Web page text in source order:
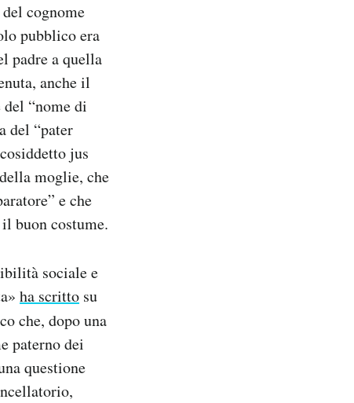
cognome
pubblico era
padre a quella
anche il
del “nome di
del “pater
jus
moglie, che
e che
buon costume.
sociale e
ha scritto su
che, dopo una
paterno dei
questione